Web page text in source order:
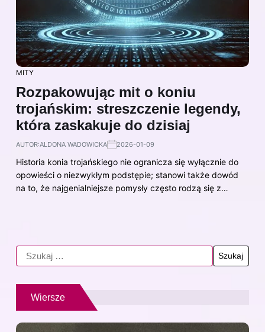
MITY
Rozpakowując mit o koniu
trojańskim: streszczenie legendy,
która zaskakuje do dzisiaj
AUTOR:ALDONA WADOWICKA 2026-01-09
Historia konia trojańskiego nie ogranicza się wyłącznie do
opowieści o niezwykłym podstępie; stanowi także dowód
na to, że najgenialniejsze pomysły często rodzą się z…
Wiersze